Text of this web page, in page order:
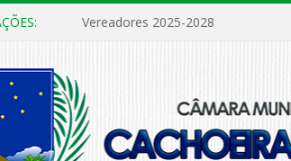
Vereadores 2025-2028